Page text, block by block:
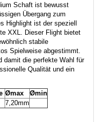
Schaft ist bewusst
Übergang zum
Highlight ist der speziell
XXL. Dieser Flight bietet
stabile
Spielweise abgestimmt.
damit die perfekte Wahl für
Qualität und ein
Ømax
Ømin
7,20mm